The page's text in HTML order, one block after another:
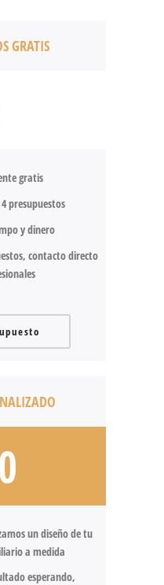
GRATIS
gratis
presupuestos
y dinero
contacto directo
un diseño de tu
a medida
esperando,